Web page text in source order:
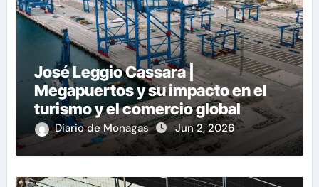
José Leggio Cassara |
Megapuertos y su impacto en el
turismo y el comercio global
Diario de Monagas Jun 2, 2026